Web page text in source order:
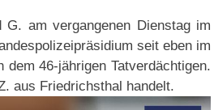
am vergangenen Dienstag im
seit eben im
46-jährigen Tatverdächtigen.
aus Friedrichsthal handelt.